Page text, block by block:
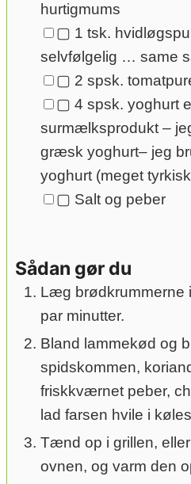
hurtigmums
▢ 1 tsk.
selvfølgelig … same
▢ 2 spsk.
▢ 4 spsk. yoghurt
surmælksprodukt –
græsk yoghurt– jeg
yoghurt (meget
▢ Salt og peber
Sådan gør du
Læg brødkrummerne
par minutter.
Bland lammekød og
spidskommen,
friskkværnet peber,
lad farsen hvile i
Tænd op i grillen,
ovnen, og varm den